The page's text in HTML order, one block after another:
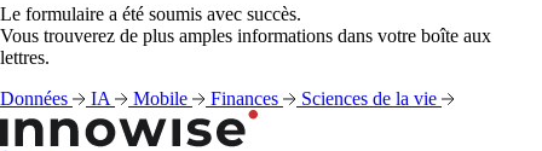
Le formulaire a été soumis avec succès.
Vous trouverez de plus amples informations dans votre boîte aux
lettres.
Données
IA Mobile Finances Sciences de la vie